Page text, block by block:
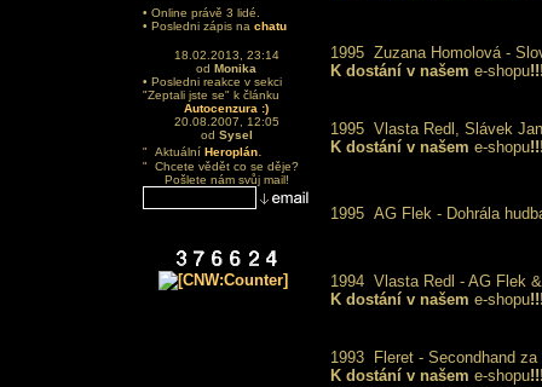
• Online právě 3 lidé.
• Posledni zápis na chatu
18.02.2013, 23:14
od Monika
• Posledni reakce v sekci
"Zeptali jste se" k článku
Autocenzura :)
20.08.2007, 12:05
od Sysel
" Aktuální Heroplán.
" Chcete vědět co se děje?
Pošlete nám svůj mail!
1995 Zuzana Homolová -
K dostání v našem e-shopu
1995 Vlasta Redl, Slávek
K dostání v našem e-shopu
1995 AG Flek - Dohrála
1994 Vlasta Redl - AG Flek
K dostání v našem e-shopu
1993
Fleret - Secondhand za
K dostání v našem e-shopu